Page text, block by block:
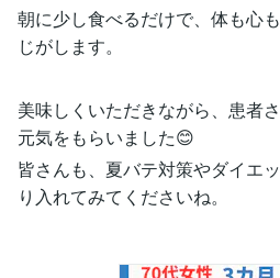
朝に少し食べるだけで、体も心
じがします。
美味しくいただきながら、患者
元気をもらいました😊
皆さんも、夏バテ対策やダイエ
り入れてみてくださいね。